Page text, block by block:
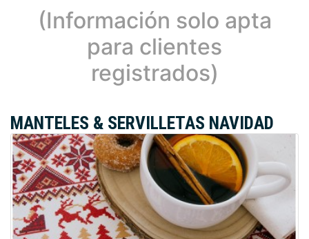
(Información solo apta
para clientes
registrados)
MANTELES & SERVILLETAS NAVIDAD